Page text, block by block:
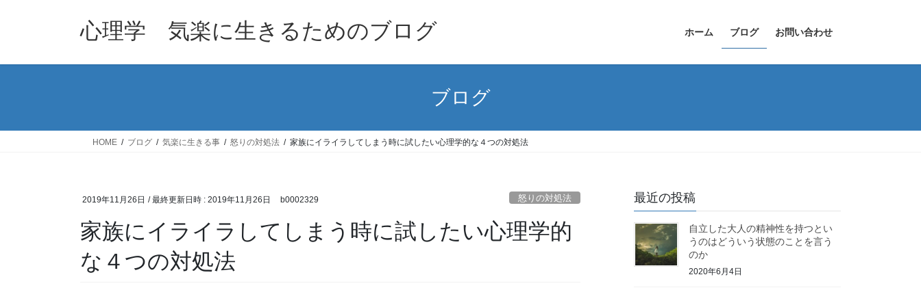
心理学 気楽に生きるためのブログ ホーム ブログ お問い合わせ
ブログ
HOME ブログ 気楽に生きる事 怒りの対処法 家族にイライラしてしまう時に試したい心理学的な４つの対処法
2019年11月26日 / 最終更新日時 : 2019年11月26日 b0002329 怒りの対処法
家族にイライラしてしまう時に試したい心理学的
な４つの対処法
最近の投稿
自立した大人の精神性を持つとい
うのはどういう状態のことを言う
のか
2020年6月4日